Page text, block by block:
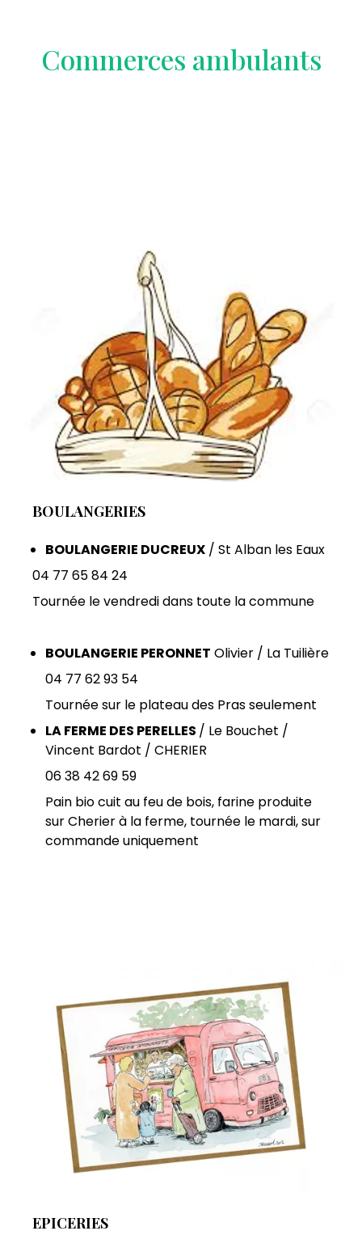
Commerces ambulants
BOULANGERIES
BOULANGERIE DUCREUX / St Alban les Eaux
04 77 65 84 24
Tournée le vendredi dans toute la commune
BOULANGERIE PERONNET Olivier / La Tuilière
04 77 62 93 54
Tournée sur le plateau des Pras seulement
LA FERME DES PERELLES / Le Bouchet /
Vincent Bardot / CHERIER
06 38 42 69 59
Pain bio cuit au feu de bois, farine produite
sur Cherier à la ferme, tournée le mardi, sur
commande uniquement
EPICERIES